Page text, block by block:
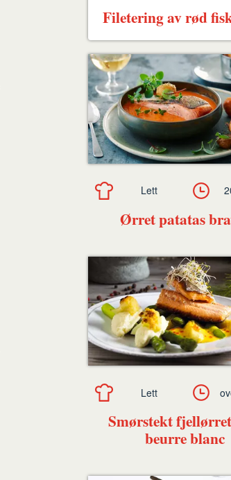
Filetering av rød
Ørret patatas
Lett
Smørstekt
beurre blanc
Lett